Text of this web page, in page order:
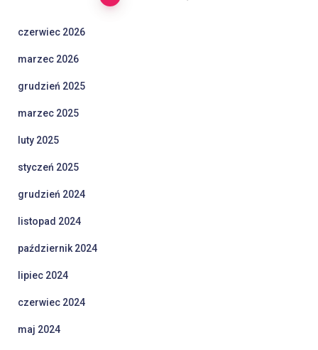
wpisów
czerwiec 2026
marzec 2026
grudzień 2025
marzec 2025
luty 2025
styczeń 2025
grudzień 2024
listopad 2024
październik 2024
lipiec 2024
czerwiec 2024
maj 2024